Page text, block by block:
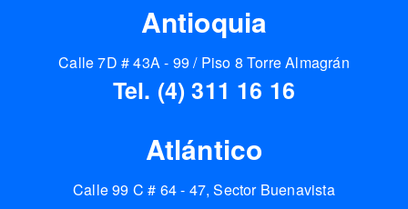
Antioquia
Calle 7D # 43A - 99 / Piso 8 Torre Almagrán
Tel. (4) 311 16 16
Atlántico
Calle 99 C # 64 - 47, Sector Buenavista